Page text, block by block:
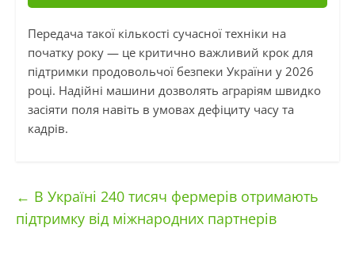
Передача такої кількості сучасної техніки на
початку року — це критично важливий крок для
підтримки продовольчої безпеки України у 2026
році. Надійні машини дозволять аграріям швидко
засіяти поля навіть в умовах дефіциту часу та
кадрів.
← В Україні 240 тисяч фермерів отримають
підтримку від міжнародних партнерів